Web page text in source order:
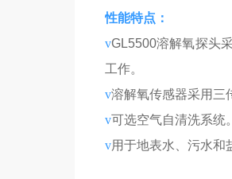
性能特点：
vGL5500溶解氧探头
工作。
v溶解氧传感器采用三
v可选空气自清洗系统
v用于地表水、污水和